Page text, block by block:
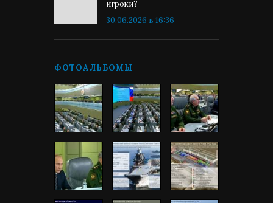
игроки?
30.06.2026 в 16:36
ФОТОАЛЬБОМЫ